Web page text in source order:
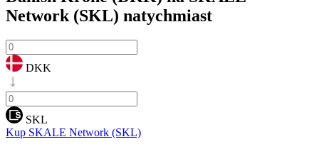
Network (SKL) natychmiast
DKK
SKL
Kup SKALE Network (SKL)